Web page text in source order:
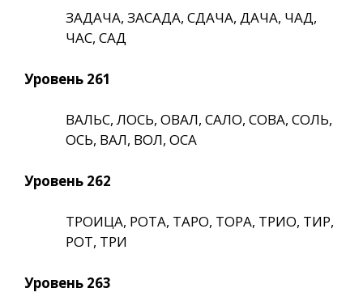
ЗАДАЧА, ЗАСАДА, СДАЧА, ДАЧА, ЧАД,
ЧАС, САД
Уровень 261
ВАЛЬС, ЛОСЬ, ОВАЛ, САЛО, СОВА, СОЛЬ,
ОСЬ, ВАЛ, ВОЛ, ОСА
Уровень 262
ТРОИЦА, РОТА, ТАРО, ТОРА, ТРИО, ТИР,
РОТ, ТРИ
Уровень 263